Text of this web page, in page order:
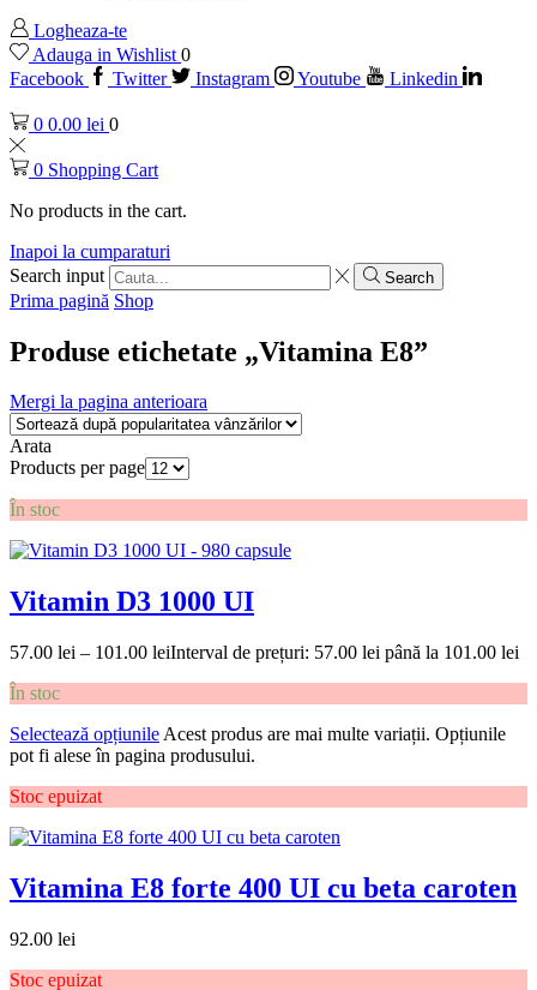
Logheaza-te
Adauga in Wishlist 0
Facebook
Twitter Instagram Youtube Linkedin
0 0.00 lei 0
0 Shopping Cart
No products in the cart.
Inapoi la cumparaturi
Search input
Search
Prima pagină Shop
Produse etichetate „Vitamina E8”
Mergi la pagina anterioara
Arata
Products per page
În stoc
Vitamin D3 1000 UI
57.00 lei – 101.00 leiInterval de prețuri: 57.00 lei până la 101.00 lei
În stoc
Selectează opțiunile Acest produs are mai multe variații. Opțiunile
pot fi alese în pagina produsului.
Stoc epuizat
Vitamina E8 forte 400 UI cu beta caroten
92.00 lei
Stoc epuizat